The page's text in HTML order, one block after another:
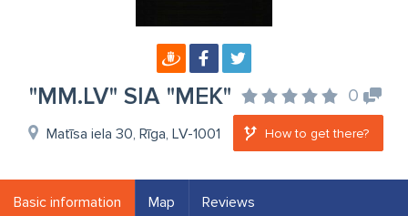
"MM.LV" SIA "MEK" 0
Matīsa iela 30, Rīga, LV-1001 How to get there?
Basic information Map Reviews